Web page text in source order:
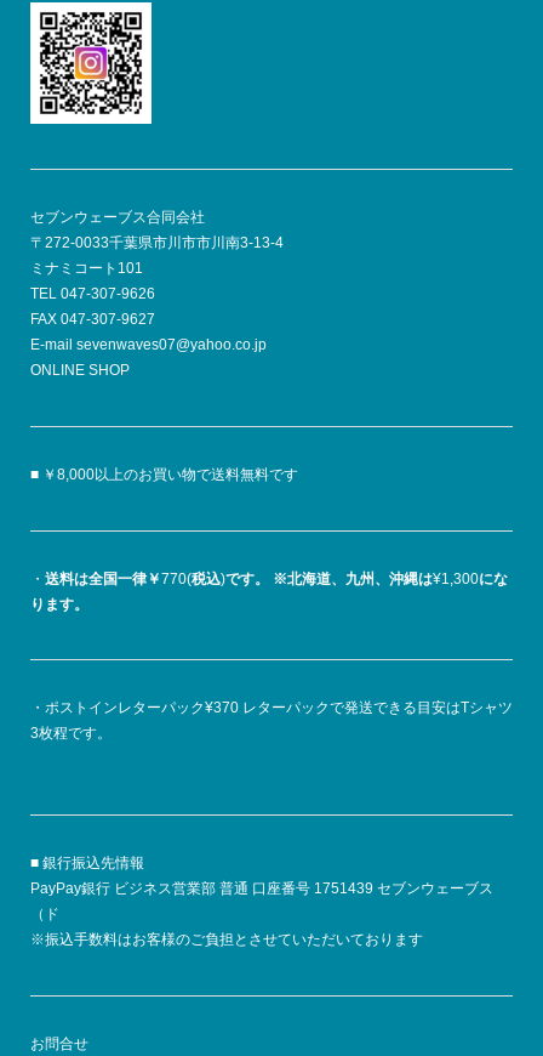
セブンウェーブス合同会社
〒272-0033千葉県市川市市川南3-13-4
ミナミコート101
TEL 047-307-9626
FAX 047-307-9627
E-mail sevenwaves07@yahoo.co.jp
ONLINE SHOP
■ ￥8,000以上のお買い物で送料無料です
・ 送料は全国一律￥770(税込)です。 ※北海道、九州、沖縄は¥1,300にな
ります。
・ポストインレターパック¥370 レターパックで発送できる目安はTシャツ
3枚程です。
■ 銀行振込先情報
PayPay銀行 ビジネス営業部 普通 口座番号 1751439 セブンウェーブス
（ド
※振込手数料はお客様のご負担とさせていただいております
お問合せ